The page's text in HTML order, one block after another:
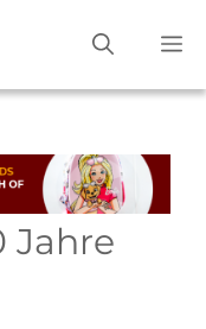
Jahre